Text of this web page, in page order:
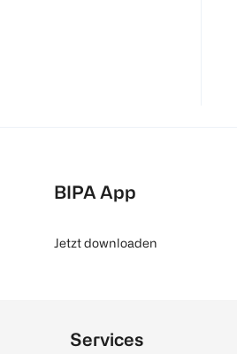
BIPA App
Jetzt downloaden
Services